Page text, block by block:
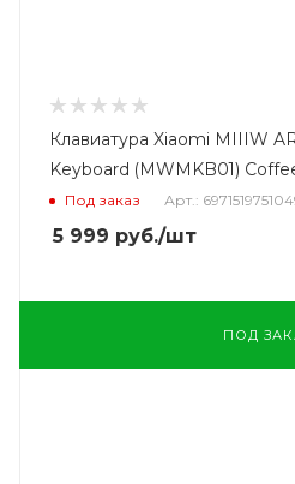
Клавиатура Xiaomi MIIIW
Keyboard (MWMKB01)
Под заказ Арт.:
5 999 руб./шт
ПОД